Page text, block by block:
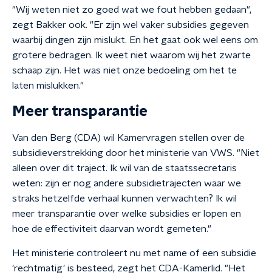
"Wij weten niet zo goed wat we fout hebben gedaan",
zegt Bakker ook. "Er zijn wel vaker subsidies gegeven
waarbij dingen zijn mislukt. En het gaat ook wel eens om
grotere bedragen. Ik weet niet waarom wij het zwarte
schaap zijn. Het was niet onze bedoeling om het te
laten mislukken."
Meer transparantie
Van den Berg (CDA) wil Kamervragen stellen over de
subsidieverstrekking door het ministerie van VWS. "Niet
alleen over dit traject. Ik wil van de staatssecretaris
weten: zijn er nog andere subsidietrajecten waar we
straks hetzelfde verhaal kunnen verwachten? Ik wil
meer transparantie over welke subsidies er lopen en
hoe de effectiviteit daarvan wordt gemeten."
Het ministerie controleert nu met name of een subsidie
'rechtmatig' is besteed, zegt het CDA-Kamerlid. "Het